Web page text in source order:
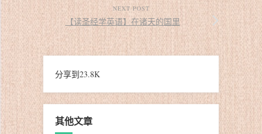
NEXT POST
【读圣经学英语】在诸天的国里
分享到23.8K
其他文章